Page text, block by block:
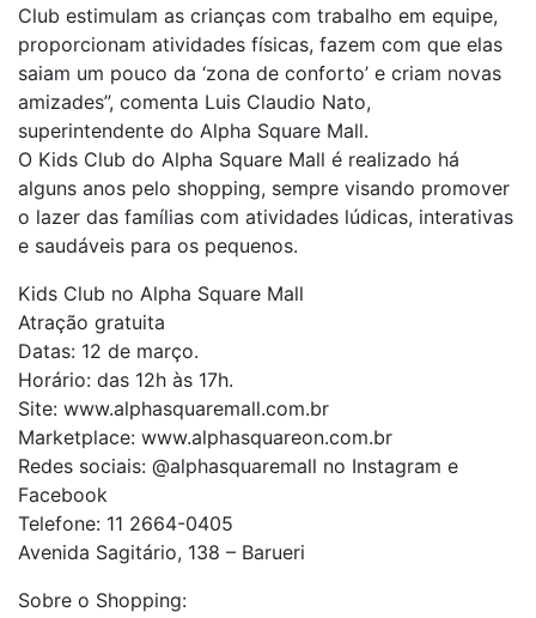
Club estimulam as crianças com trabalho em equipe,
proporcionam atividades físicas, fazem com que elas
saiam um pouco da ‘zona de conforto’ e criam novas
amizades”, comenta Luis Claudio Nato,
superintendente do Alpha Square Mall.
O Kids Club do Alpha Square Mall é realizado há
alguns anos pelo shopping, sempre visando promover
o lazer das famílias com atividades lúdicas, interativas
e saudáveis para os pequenos.
Kids Club no Alpha Square Mall
Atração gratuita
Datas: 12 de março.
Horário: das 12h às 17h.
Site: www.alphasquaremall.com.br
Marketplace: www.alphasquareon.com.br
Redes sociais: @alphasquaremall no Instagram e
Facebook
Telefone: 11 2664-0405
Avenida Sagitário, 138 – Barueri
Sobre o Shopping: